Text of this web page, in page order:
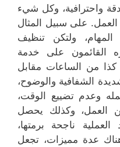
واحترافية، وكل شيء
على سبيل المثال
ولتكن تنظيف
القائمون على خدمة
كذا من الساعات مقابل
الشفافية والوضوح،
وعدم تضييع الوقت،
العمل، وكذلك يحصل
ناجحة برمتها،
عدة مميزات، تجعل